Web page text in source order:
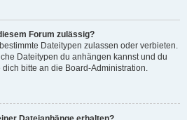
Forum zulässig?
Dateitypen zulassen oder verbieten.
Dateitypen du anhängen kannst und du
bitte an die Board-Administration.